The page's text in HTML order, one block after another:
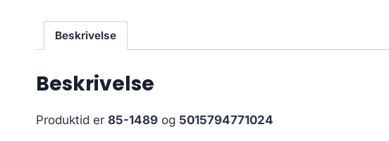
Beskrivelse
Beskrivelse
Produktid er 85-1489 og 5015794771024